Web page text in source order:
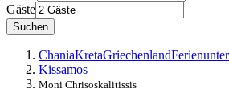
Gäste
Suchen
ChaniaKretaGriechenland
Kissamos
Moni Chrisoskalitissis